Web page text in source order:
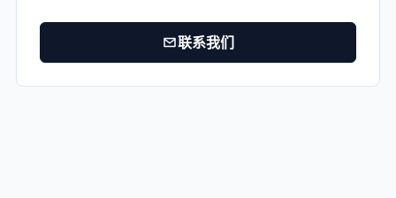
联系我们